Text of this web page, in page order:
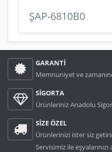
ŞAP-6810B0
GARANTİ
Memnuniyet ve
SİGORTA
Ürünleriniz Anadolu
SİZE ÖZEL
Ürünlerinizi ister siz
Servisimiz ile eşyalarınızı